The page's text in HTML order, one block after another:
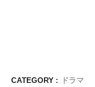
CATEGORY :
ドラマ